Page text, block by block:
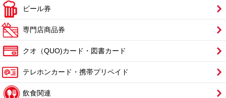
ビール券
専門店商品券
クオ（QUO)カード・図書カード
テレホンカード・携帯プリペイド
飲食関連